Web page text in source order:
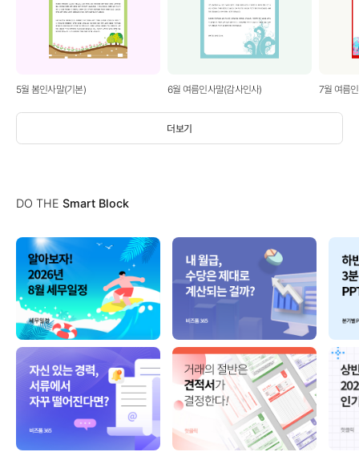
더보기
5월 봄인사말(기본) 6월 여름인사말(감사인사) 7월 여름
DO THE Smart Block